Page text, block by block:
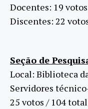
Docentes: 19
Discentes: 22
Seção de
Local: Biblioteca
Servidores
25 votos / 104